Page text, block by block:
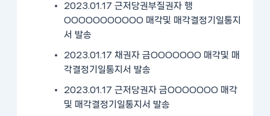
2023.01.17 근저당권부질권자 행
OOOOOOOOOOO 매각및 매각결정기일통지
서 발송
2023.01.17 채권자 금OOOOOOO 매각및 매
각결정기일통지서 발송
2023.01.17 근저당권자 금OOOOOOO 매각
및 매각결정기일통지서 발송